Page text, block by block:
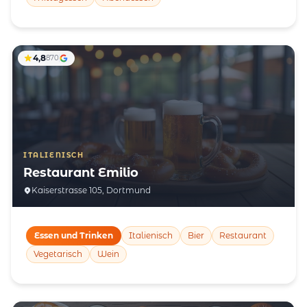
ITALIENISCH
Restaurant Emilio
Kaiserstrasse 105, Dortmund
4,8870
Essen und Trinken Italienisch Bier
Restaurant
Vegetarisch
Wein